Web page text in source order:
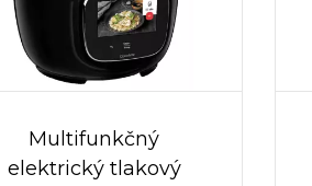
Multifunkčný
elektrický tlakový